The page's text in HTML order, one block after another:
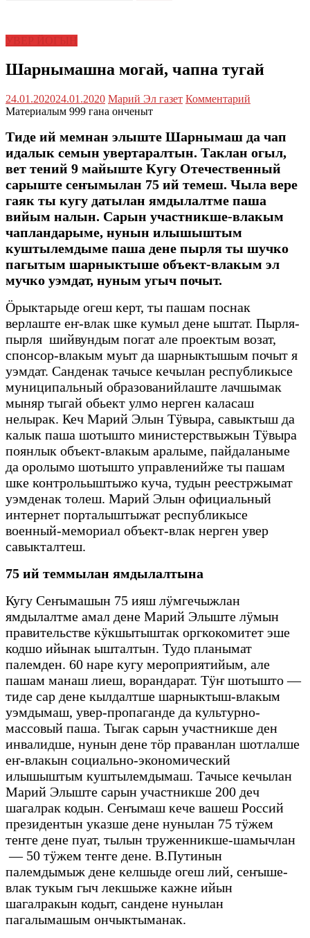
Шарнымашна могай, чапна тугай
24.01.202024.01.2020 Марий Эл газет Комментарий
Материалым 999 гана онченыт
Тиде ий мемнан элыште Шарнымаш да чап
идалык семын увертаралтын. Таклан огыл,
вет тений 9 майыште Кугу Отечественный
сарыште сеҥымылан 75 ий темеш. Чыла вере
гаяк ты кугу датылан ямдылалтме паша
вийым налын. Сарын участникше-влакым
чапландарыме, нунын илышыштым
куштылемдыме паша дене пырля ты шучко
пагытым шарныктыше объект-влакым эл
мучко уэмдат, нуным угыч почыт.
Ӧрыктарыде огеш керт, ты пашам поснак
верлаште еҥ-влак шке кумыл дене ыштат. Пырля-
пырля шийвундым погат але проектым возат,
спонсор-влакым муыт да шарныктышым почыт я
уэмдат. Санденак тачысе кечылан республикысе
муниципальный образованийлаште лачшымак
мыняр тыгай обьект улмо нерген каласаш
нелырак. Кеч Марий Элын Тӱвыра, савыктыш да
калык паша шотышто министерствыжын Тӱвыра
поянлык объект-влакым аралыме, пайдаланыме
да оролымо шотышто управленийже ты пашам
шке контрольыштыжо куча, тудын реестржымат
уэмденак толеш. Марий Элын официальный
интернет порталыштыжат республикысе
военный-мемориал объект-влак нерген увер
савыкталтеш.
75 ий теммылан ямдылалтына
Кугу Сеҥымашын 75 ияш лӱмгечыжлан
ямдылалтме амал дене Марий Элыште лӱмын
правительстве кӱкшытыштак оргкокомитет эше
кодшо ийынак ышталтын. Тудо планымат
палемден. 60 наре кугу мероприятийым, але
пашам манаш лиеш, ворандарат. Тӱҥ шотышто —
тиде сар дене кылдалтше шарныктыш-влакым
уэмдымаш, увер-пропаганде да культурно-
массовый паша. Тыгак сарын участникше ден
инвалидше, нунын дене тӧр праванлан шотлалше
еҥ-влакын социально-экономический
илышыштым куштылемдымаш. Тачысе кечылан
Марий Элыште сарын участникше 200 деч
шагалрак кодын. Сеҥымаш кече вашеш Россий
президентын указше дене нунылан 75 тӱжем
теҥге дене пуат, тылын труженникше-шамычлан
— 50 тӱжем теҥге дене. В.Путинын
палемдымыж дене келшыде огеш лий, сеҥыше-
влак тукым гыч лекшыже кажне ийын
шагалракын кодыт, сандене нунылан
пагалымашым ончыктыманак.